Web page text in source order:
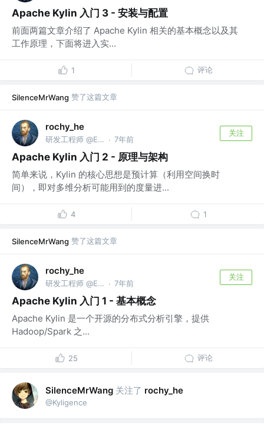
Apache Kylin 入门 3 - 安装与配置
前面两篇文章介绍了 Apache Kylin 相关的基本概念以及其
工作原理，下面将进入实...
1 评论
SilenceMrWang 赞了这篇文章
rochy_he
研发工程师 @EJY · 7年前
关注
Apache Kylin 入门 2 - 原理与架构
简单来说，Kylin 的核心思想是预计算（利用空间换时
间），即对多维分析可能用到的度量进...
4 1
SilenceMrWang 赞了这篇文章
rochy_he
研发工程师 @EJY · 7年前
关注
Apache Kylin 入门 1 - 基本概念
Apache Kylin 是一个开源的分布式分析引擎，提供
Hadoop/Spark 之...
25 评论
SilenceMrWang 关注了 rochy_he
@Kyligence